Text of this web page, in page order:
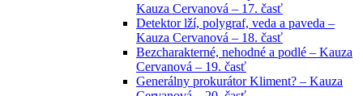
Kauza Cervanová – 17. časť
Detektor lží, polygraf, veda a paveda –
Kauza Cervanová – 18. časť
Bezcharakterné, nehodné a podlé – Kauza
Cervanová – 19. časť
Generálny prokurátor Kliment? – Kauza